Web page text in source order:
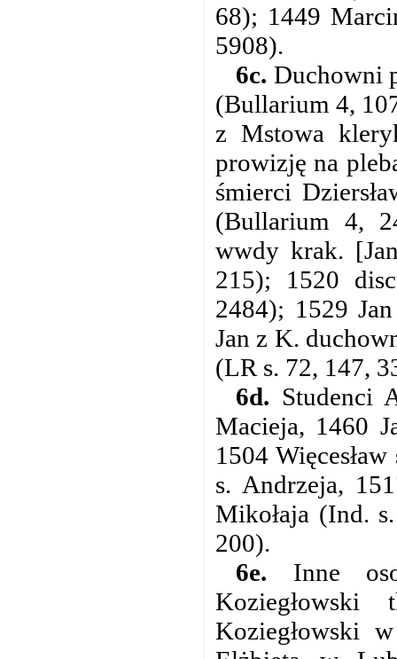
68); 1449
5908).
6c. Duchowni
(Bullarium 4,
z Mstowa
prowizję na
śmierci
(Bullarium 4,
wwdy krak.
215); 1520
2484); 1529
Jan z K.
(LR s. 72, 147,
6d. Studenci
Macieja, 1460
1504
s. Andrzeja,
Mikołaja (Ind.
200).
6e. Inne
Koziegłowski